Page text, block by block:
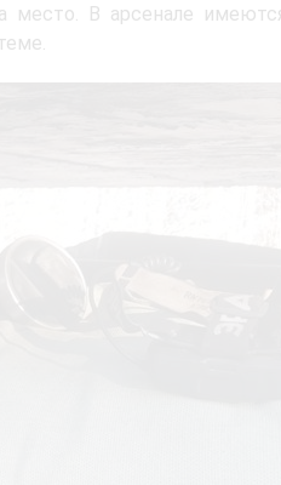
место. В арсенале